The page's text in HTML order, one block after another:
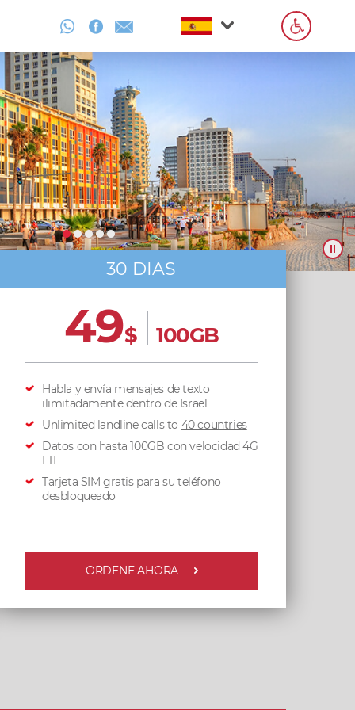
30 DIAS
49$ 100GB
Habla y envía mensajes de texto
ilimitadamente dentro de Israel
Unlimited landline calls to 40 countries
Datos con hasta 100GB con velocidad 4G
LTE
Tarjeta SIM gratis para su teléfono
desbloqueado
ORDENE AHORA